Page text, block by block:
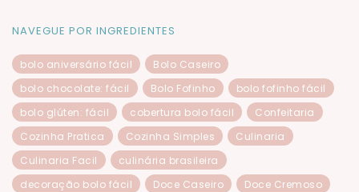
NAVEGUE POR INGREDIENTES
bolo aniversário fácil
Bolo Caseiro
bolo chocolate: fácil
Bolo Fofinho
bolo fofinho fácil
bolo glúten: fácil
cobertura bolo fácil
Confeitaria
Cozinha Pratica
Cozinha Simples
Culinaria
Culinaria Facil
culinária brasileira
decoração bolo fácil
Doce Caseiro
Doce Cremoso